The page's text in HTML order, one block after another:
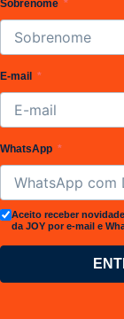
Sobrenome
E-mail
WhatsApp
Aceito receber
da JOY por e-mail e